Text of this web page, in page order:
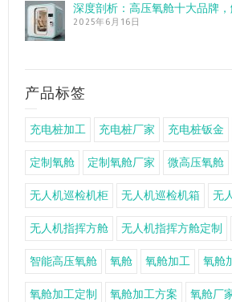
深度剖析：高压氧舱十大品牌
2025年6月16日
产品标签
充电桩加工 充电桩厂家 充电桩钣金
定制氧舱 定制氧舱厂家 微高压氧舱
无人机巡检机柜 无人机巡检机箱 无
无人机指挥方舱 无人机指挥方舱定制
智能高压氧舱 氧舱 氧舱加工 氧舱
氧舱加工定制 氧舱加工方案 氧舱厂